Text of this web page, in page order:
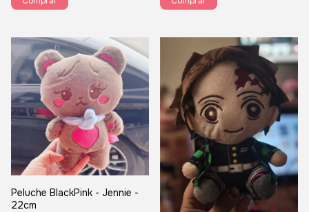
Peluche BlackPink - Jennie -
22cm